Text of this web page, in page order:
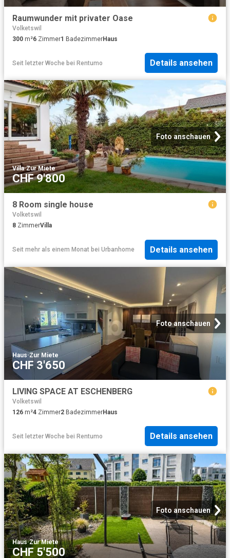
Raumwunder mit privater Oase
Volketswil
300 m²6 Zimmer1 BadezimmerHaus
Seit letzter Woche bei Rentumo Details ansehen
Foto anschauen
Villa·Zur Miete
CHF 9'800
8 Room single house
Volketswil
8 ZimmerVilla
Seit mehr als einem Monat bei Urbanhome Details ansehen
Foto anschauen
Haus·Zur Miete
CHF 3'650
LIVING SPACE AT ESCHENBERG
Volketswil
126 m²4 Zimmer2 BadezimmerHaus
Seit letzter Woche bei Rentumo Details ansehen
Foto anschauen
Haus·Zur Miete
CHF 5'500